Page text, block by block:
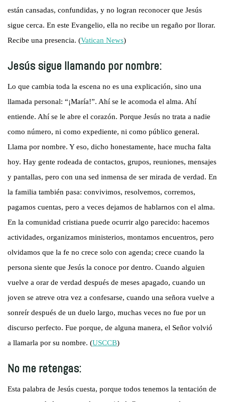
están cansadas, confundidas, y no logran reconocer que Jesús
sigue cerca. En este Evangelio, ella no recibe un regaño por llorar.
Recibe una presencia. (Vatican News)
Jesús sigue llamando por nombre:
Lo que cambia toda la escena no es una explicación, sino una
llamada personal: “¡María!”. Ahí se le acomoda el alma. Ahí
entiende. Ahí se le abre el corazón. Porque Jesús no trata a nadie
como número, ni como expediente, ni como público general.
Llama por nombre. Y eso, dicho honestamente, hace mucha falta
hoy. Hay gente rodeada de contactos, grupos, reuniones, mensajes
y pantallas, pero con una sed inmensa de ser mirada de verdad. En
la familia también pasa: convivimos, resolvemos, corremos,
pagamos cuentas, pero a veces dejamos de hablarnos con el alma.
En la comunidad cristiana puede ocurrir algo parecido: hacemos
actividades, organizamos ministerios, montamos encuentros, pero
olvidamos que la fe no crece solo con agenda; crece cuando la
persona siente que Jesús la conoce por dentro. Cuando alguien
vuelve a orar de verdad después de meses apagado, cuando un
joven se atreve otra vez a confesarse, cuando una señora vuelve a
sonreír después de un duelo largo, muchas veces no fue por un
discurso perfecto. Fue porque, de alguna manera, el Señor volvió
a llamarla por su nombre. (USCCB)
No me retengas:
Esta palabra de Jesús cuesta, porque todos tenemos la tentación de